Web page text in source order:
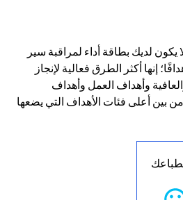
لديك بطاقة أداء لمراقبة سير
إنها أكثر الطرق فعالية لإنجاز
وأهداف العمل وأهداف
من بين أعلى فئات الأهداف التي يضعها